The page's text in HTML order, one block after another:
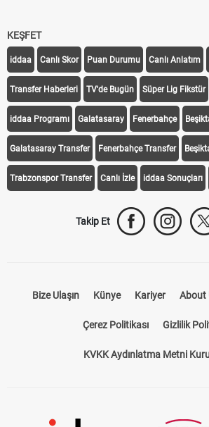
KEŞFET
iddaa Canlı Skor Puan Durumu Canlı Anlatım
Transfer Haberleri TV'de Bugün Süper Lig Fikstür
iddaa Programı Galatasaray Fenerbahçe
Galatasaray Transfer Fenerbahçe Transfer
Trabzonspor Transfer Canlı İzle iddaa Sonuçları
Takip Et
Bize Ulaşın Künye Kariyer About
Çerez Politikası Gizlilik
KVKK Aydınlatma Metni